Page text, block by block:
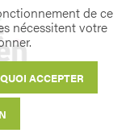
de ce
nécessitent votre
ACCEPTER